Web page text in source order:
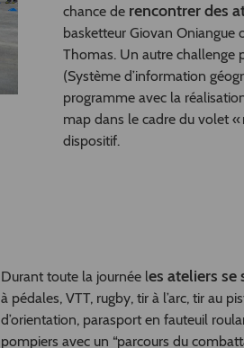
chance de rencontrer des
basketteur Giovan Oniangue
Thomas. Un autre challenge
(Système d’information
programme avec la
map dans le cadre du volet
dispositif.
Durant toute la journée les ateliers se
à pédales, VTT, rugby, tir à l’arc, tir au
d’orientation, parasport en fauteuil
pompiers avec un “parcours du